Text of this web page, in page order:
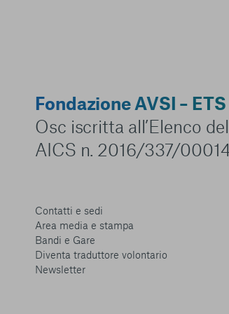
Fondazione AVSI – ETS
Osc iscritta all’Elenco
AICS n. 2016/337/
Contatti e sedi
Area media e stampa
Bandi e Gare
Diventa traduttore volontario
Newsletter